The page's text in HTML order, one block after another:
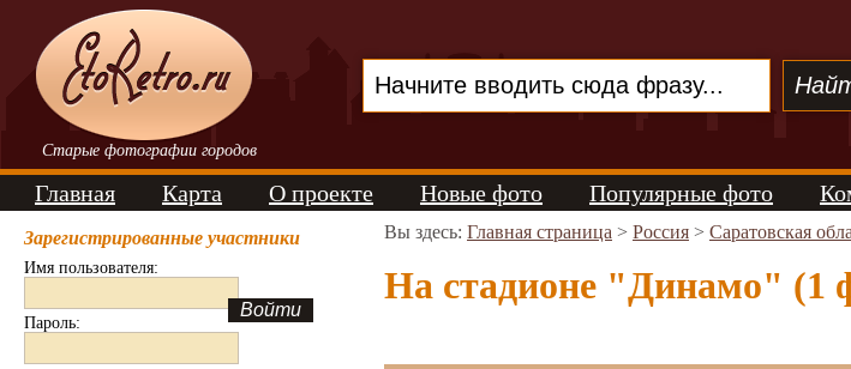
Старые фотографии городов
Главная Карта О проекте Новые фото Популярные фото
Зарегистрированные участники
Имя пользователя:
Пароль:
Вы здесь: Главная страница > Россия > Саратовская
На стадионе "Динамо" (1